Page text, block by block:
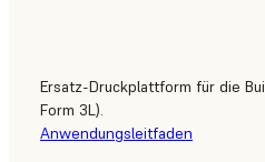
Ersatz-Druckplattform für die
Form 3L).
Anwendungsleitfaden